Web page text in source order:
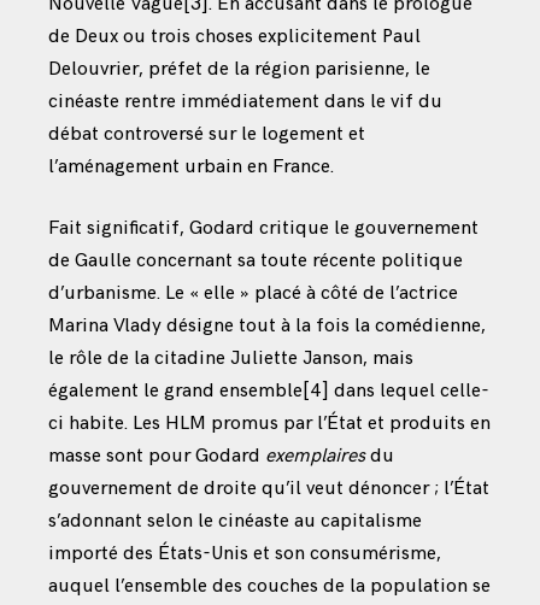
de Deux ou trois choses explicitement Paul
Delouvrier, préfet de la région parisienne, le
cinéaste rentre immédiatement dans le vif du
débat controversé sur le logement et
l’aménagement urbain en France.
Fait significatif, Godard critique le gouvernement
de Gaulle concernant sa toute récente politique
d’urbanisme. Le « elle » placé à côté de l’actrice
Marina Vlady désigne tout à la fois la comédienne,
le rôle de la citadine Juliette Janson, mais
également le grand ensemble [4] dans lequel celle-
ci habite. Les HLM promus par l’État et produits en
masse sont pour Godard exemplairesdu
gouvernement de droite qu’il veut dénoncer ; l’État
s’adonnant selon le cinéaste au capitalisme
importé des États-Unis et son consumérisme,
auquel l’ensemble des couches de la population se